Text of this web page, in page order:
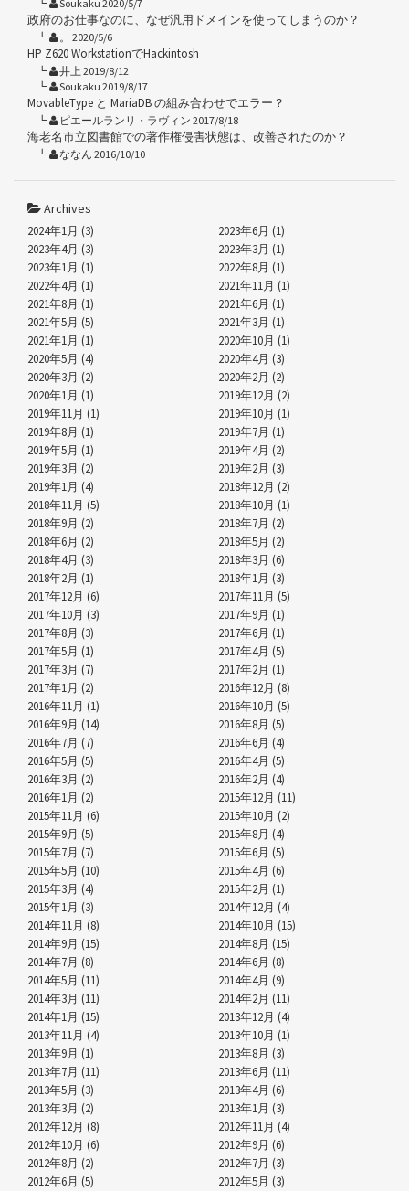
Soukaku 2020/5/7
政府のお仕事なのに、なぜ汎用ドメインを使ってしまうのか？
。 2020/5/6
HP Z620 WorkstationでHackintosh
井上 2019/8/12
Soukaku 2019/8/17
MovableType と MariaDB の組み合わせでエラー？
ピエールランリ・ラヴィン 2017/8/18
海老名市立図書館での著作権侵害状態は、改善されたのか？
ななん 2016/10/10
Archives
2024年1月 (3)
2023年6月 (1)
2023年4月 (3)
2023年3月 (1)
2023年1月 (1)
2022年8月 (1)
2022年4月 (1)
2021年11月 (1)
2021年8月 (1)
2021年6月 (1)
2021年5月 (5)
2021年3月 (1)
2021年1月 (1)
2020年10月 (1)
2020年5月 (4)
2020年4月 (3)
2020年3月 (2)
2020年2月 (2)
2020年1月 (1)
2019年12月 (2)
2019年11月 (1)
2019年10月 (1)
2019年8月 (1)
2019年7月 (1)
2019年5月 (1)
2019年4月 (2)
2019年3月 (2)
2019年2月 (3)
2019年1月 (4)
2018年12月 (2)
2018年11月 (5)
2018年10月 (1)
2018年9月 (2)
2018年7月 (2)
2018年6月 (2)
2018年5月 (2)
2018年4月 (3)
2018年3月 (6)
2018年2月 (1)
2018年1月 (3)
2017年12月 (6)
2017年11月 (5)
2017年10月 (3)
2017年9月 (1)
2017年8月 (3)
2017年6月 (1)
2017年5月 (1)
2017年4月 (5)
2017年3月 (7)
2017年2月 (1)
2017年1月 (2)
2016年12月 (8)
2016年11月 (1)
2016年10月 (5)
2016年9月 (14)
2016年8月 (5)
2016年7月 (7)
2016年6月 (4)
2016年5月 (5)
2016年4月 (5)
2016年3月 (2)
2016年2月 (4)
2016年1月 (2)
2015年12月 (11)
2015年11月 (6)
2015年10月 (2)
2015年9月 (5)
2015年8月 (4)
2015年7月 (7)
2015年6月 (5)
2015年5月 (10)
2015年4月 (6)
2015年3月 (4)
2015年2月 (1)
2015年1月 (3)
2014年12月 (4)
2014年11月 (8)
2014年10月 (15)
2014年9月 (15)
2014年8月 (15)
2014年7月 (8)
2014年6月 (8)
2014年5月 (11)
2014年4月 (9)
2014年3月 (11)
2014年2月 (11)
2014年1月 (15)
2013年12月 (4)
2013年11月 (4)
2013年10月 (1)
2013年9月 (1)
2013年8月 (3)
2013年7月 (11)
2013年6月 (11)
2013年5月 (3)
2013年4月 (6)
2013年3月 (2)
2013年1月 (3)
2012年12月 (8)
2012年11月 (4)
2012年10月 (6)
2012年9月 (6)
2012年8月 (2)
2012年7月 (3)
2012年6月 (5)
2012年5月 (3)